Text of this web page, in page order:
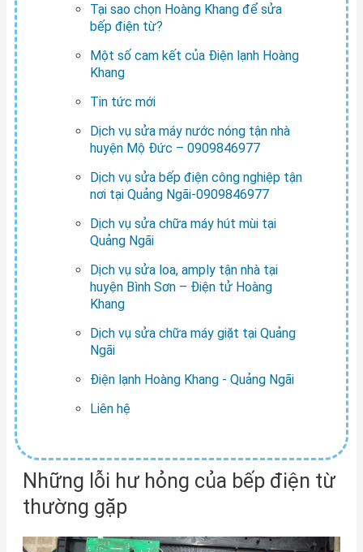
Tại sao chọn Hoàng Khang để sửa
bếp điện từ?
Một số cam kết của Điện lạnh Hoàng
Khang
Tin tức mới
Dịch vụ sửa máy nước nóng tận nhà
huyện Mộ Đức – 0909846977
Dịch vụ sửa bếp điện công nghiệp tận
nơi tại Quảng Ngãi-0909846977
Dịch vụ sửa chữa máy hút mùi tại
Quảng Ngãi
Dịch vụ sửa loa, amply tận nhà tại
huyện Bình Sơn – Điện tử Hoàng
Khang
Dịch vụ sửa chữa máy giặt tại Quảng
Ngãi
Điện lạnh Hoàng Khang - Quảng Ngãi
Liên hệ
Những lỗi hư hỏng của bếp điện từ
thường gặp